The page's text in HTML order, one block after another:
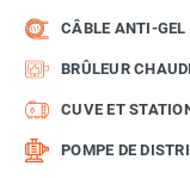
CÂBLE ANTI-GEL
BRÛLEUR
CUVE ET
POMPE DE